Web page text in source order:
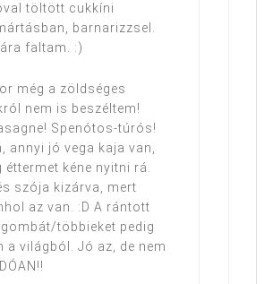
töltött cukkíni
barnarizzsel.
faltam. :)
még a zöldséges
nem is beszéltem!
Spenótos-túrós!
annyi jó vega kaja van,
éttermet kéne nyitni rá.
szója kizárva, mert
az van. :D A rántott
többieket pedig
a világból. Jó az, de nem